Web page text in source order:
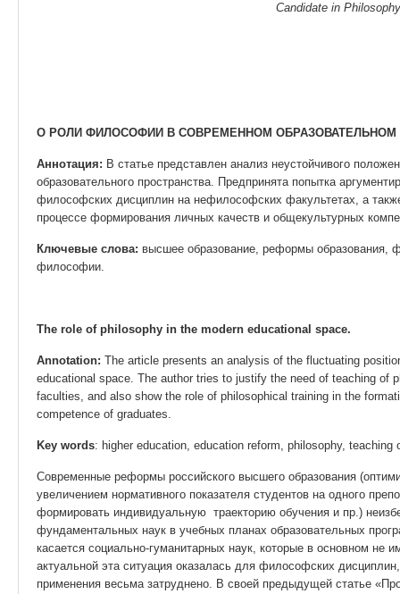
Candidate in
О РОЛИ ФИЛОСОФИИ В СОВРЕМЕННОМ ОБРАЗОВАТЕЛЬНОМ
Аннотация: В статье представлен анализ неустойчивого
образовательного пространства. Предпринята попытка
философских дисциплин на нефилософских факультетах, а
процессе формирования личных качеств и общекультурных
Ключевые слова: высшее образование, реформы
философии.
The role of philosophy in the modern educational space.
Annotation: The article presents an analysis of the fluctuating
educational space. The author tries to justify the need of teaching of
faculties, and also show the role of philosophical training in the
competence of graduates.
Key words: higher education, education reform, philosophy, teaching
Современные реформы российского высшего образования
увеличением нормативного показателя студентов на одного
формировать индивидуальную траекторию обучения и пр.)
фундаментальных наук в учебных планах образовательных
касается социально-гуманитарных наук, которые в основном не
актуальной эта ситуация оказалась для философских
применения весьма затруднено. В своей предыдущей статье